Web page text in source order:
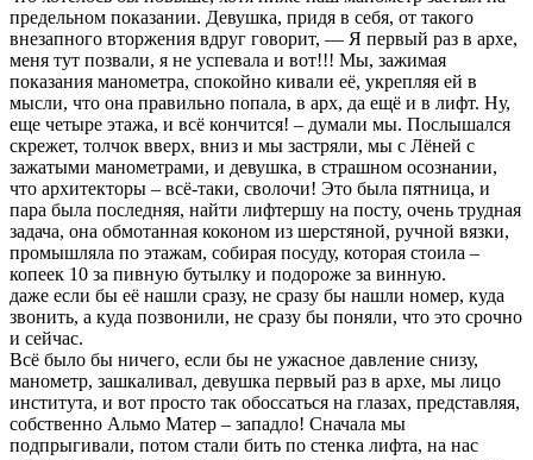
предельном показании. Девушка, придя в себя, от такого
внезапного вторжения вдруг говорит, — Я первый раз в архе,
меня тут позвали, я не успевала и вот!!! Мы, зажимая
показания манометра, спокойно кивали её, укрепляя ей в
мысли, что она правильно попала, в арх, да ещё и в лифт. Ну,
еще четыре этажа, и всё кончится! – думали мы. Послышался
скрежет, толчок вверх, вниз и мы застряли, мы с Лёней с
зажатыми манометрами, и девушка, в страшном осознании,
что архитекторы – всё-таки, сволочи! Это была пятница, и
пара была последняя, найти лифтершу на посту, очень трудная
задача, она обмотанная коконом из шерстяной, ручной вязки,
промышляла по этажам, собирая посуду, которая стоила –
копеек 10 за пивную бутылку и подороже за винную.
даже если бы её нашли сразу, не сразу бы нашли номер, куда
звонить, а куда позвонили, не сразу бы поняли, что это срочно
и сейчас.
Всё было бы ничего, если бы не ужасное давление снизу,
манометр, зашкаливал, девушка первый раз в архе, мы лицо
института, и вот просто так обоссаться на глазах, представляя,
собственно Альмо Матер – западло! Сначала мы
подпрыгивали, потом стали бить по стенка лифта, на нас